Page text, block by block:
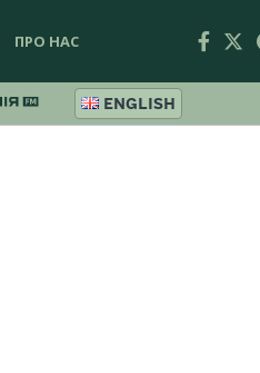
ПРО НАС
ENGLISH